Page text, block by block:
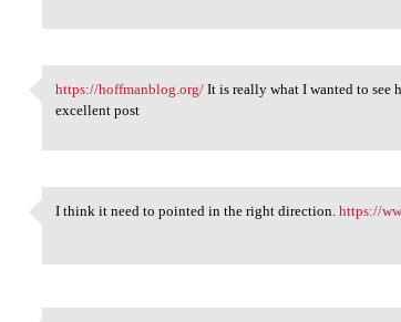
https://hoffmanblog.org/ It
https://hoffmanblog.org/ It is really what I wanted to see
excellent post
I think it need to pointed in
I think it need to pointed in the right direction.https://